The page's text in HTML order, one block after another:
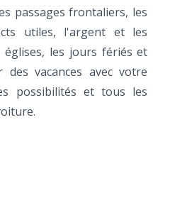
passages frontaliers, les
utiles, l'argent et les
églises, les jours fériés et
des vacances avec votre
possibilités et tous les